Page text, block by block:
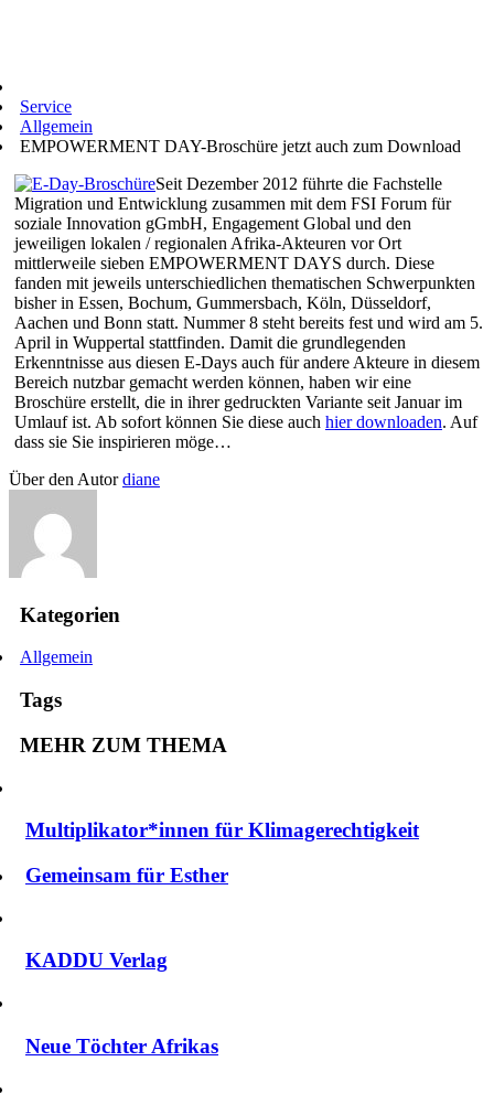
Service
Allgemein
EMPOWERMENT DAY-Broschüre jetzt auch zum Download
Seit Dezember 2012 führte die Fachstelle
Migration und Entwicklung zusammen mit dem FSI Forum für
soziale Innovation gGmbH, Engagement Global und den
jeweiligen lokalen / regionalen Afrika-Akteuren vor Ort
mittlerweile sieben EMPOWERMENT DAYS durch. Diese
fanden mit jeweils unterschiedlichen thematischen Schwerpunkten
bisher in Essen, Bochum, Gummersbach, Köln, Düsseldorf,
Aachen und Bonn statt. Nummer 8 steht bereits fest und wird am 5.
April in Wuppertal stattfinden. Damit die grundlegenden
Erkenntnisse aus diesen E-Days auch für andere Akteure in diesem
Bereich nutzbar gemacht werden können, haben wir eine
Broschüre erstellt, die in ihrer gedruckten Variante seit Januar im
Umlauf ist. Ab sofort können Sie diese auch hier downloaden. Auf
dass sie Sie inspirieren möge…
Über den Autordiane
Kategorien
Allgemein
Tags
MEHR ZUM THEMA
Multiplikator*innen für Klimagerechtigkeit
Gemeinsam für Esther
KADDU Verlag
Neue Töchter Afrikas